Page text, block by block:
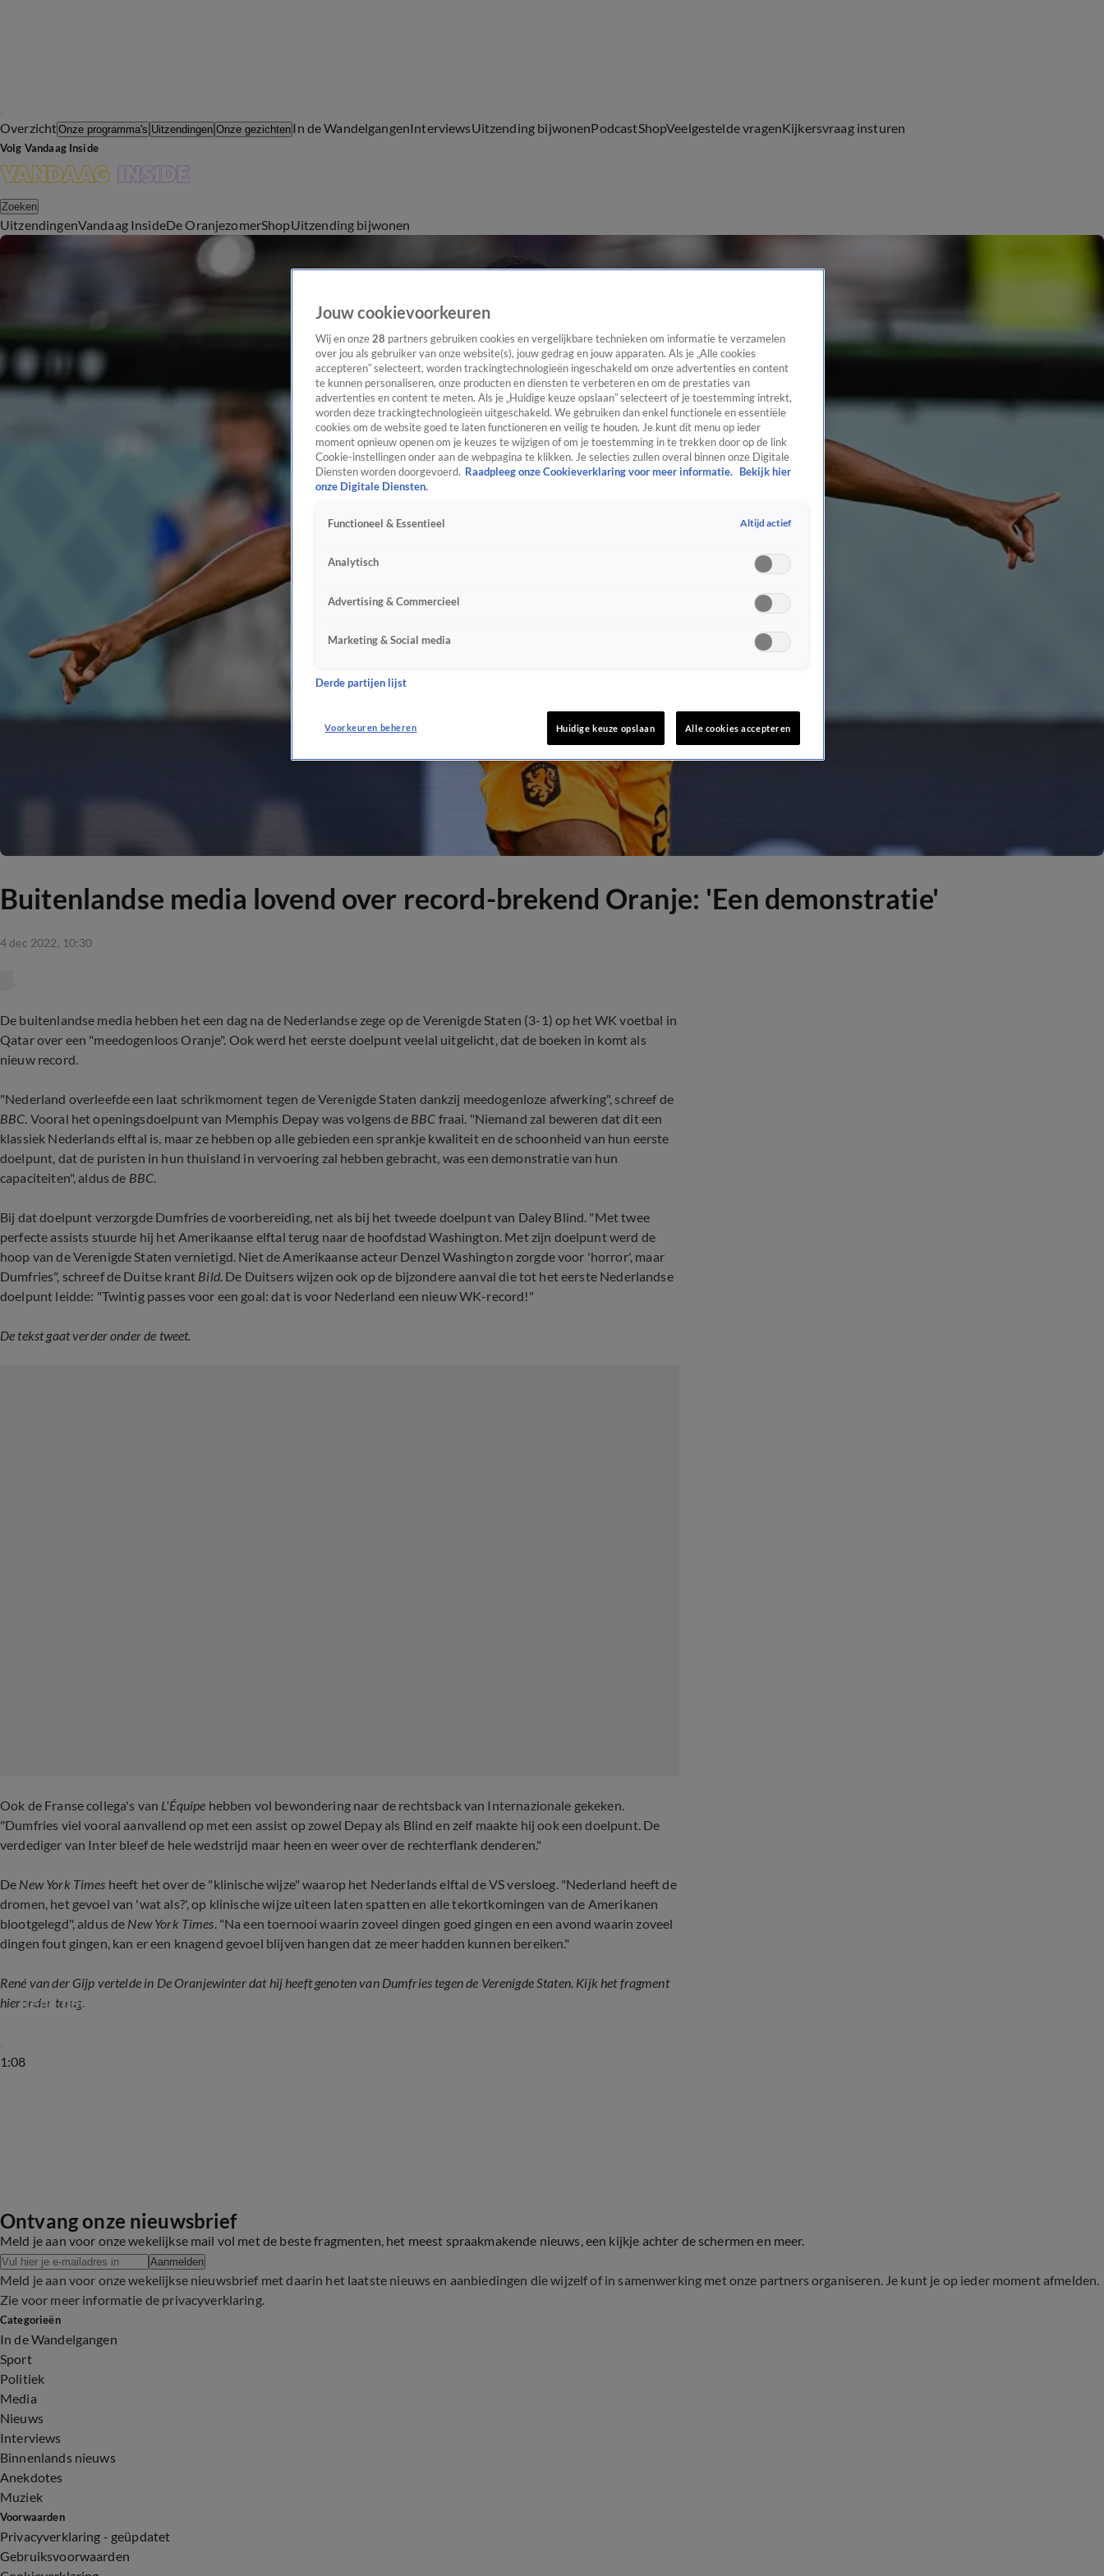
OverzichtOnze programma's Uitzendingen Onze gezichten In de WandelgangenInterviewsUitzending bijwonenPodcastShopVeelgestelde vragenKijkersvraag insturen
Volg Vandaag Inside
Zoeken
UitzendingenVandaag InsideDe OranjezomerShopUitzending bijwonen
Buitenlandse media lovend over record-brekend Oranje: 'Een demonstratie'
4 dec 2022, 10:30
De buitenlandse media hebben het een dag na de Nederlandse zege op de Verenigde Staten (3-1) op het WK voetbal in
Qatar over een "meedogenloos Oranje". Ook werd het eerste doelpunt veelal uitgelicht, dat de boeken in komt als
nieuw record.
"Nederland overleefde een laat schrikmoment tegen de Verenigde Staten dankzij meedogenloze afwerking", schreef de
BBC. Vooral het openingsdoelpunt van Memphis Depay was volgens de BBC fraai. "Niemand zal beweren dat dit een
klassiek Nederlands elftal is, maar ze hebben op alle gebieden een sprankje kwaliteit en de schoonheid van hun eerste
doelpunt, dat de puristen in hun thuisland in vervoering zal hebben gebracht, was een demonstratie van hun
capaciteiten", aldus de BBC.
Bij dat doelpunt verzorgde Dumfries de voorbereiding, net als bij het tweede doelpunt van Daley Blind. "Met twee
perfecte assists stuurde hij het Amerikaanse elftal terug naar de hoofdstad Washington. Met zijn doelpunt werd de
hoop van de Verenigde Staten vernietigd. Niet de Amerikaanse acteur Denzel Washington zorgde voor 'horror', maar
Dumfries", schreef de Duitse krant Bild. De Duitsers wijzen ook op de bijzondere aanval die tot het eerste Nederlandse
doelpunt leidde: "Twintig passes voor een goal: dat is voor Nederland een nieuw WK-record!"
De tekst gaat verder onder de tweet.
Ook de Franse collega's van L'Équipe hebben vol bewondering naar de rechtsback van Internazionale gekeken.
"Dumfries viel vooral aanvallend op met een assist op zowel Depay als Blind en zelf maakte hij ook een doelpunt. De
verdediger van Inter bleef de hele wedstrijd maar heen en weer over de rechterflank denderen."
De New York Times heeft het over de "klinische wijze" waarop het Nederlands elftal de VS versloeg. "Nederland heeft de
dromen, het gevoel van 'wat als?', op klinische wijze uiteen laten spatten en alle tekortkomingen van de Amerikanen
blootgelegd", aldus de New York Times. "Na een toernooi waarin zoveel dingen goed gingen en een avond waarin zoveel
dingen fout gingen, kan er een knagend gevoel blijven hangen dat ze meer hadden kunnen bereiken."
René van der Gijp vertelde in De Oranjewinter dat hij heeft genoten van Dumfries tegen de Verenigde Staten. Kijk het fragment
hieronder terug.
1:08
René heeft genoten van Dumfries: 'Een lust voor het oog!'
Ontvang onze nieuwsbrief
Meld je aan voor onze wekelijkse mail vol met de beste fragmenten, het meest spraakmakende nieuws, een kijkje achter de schermen en meer.
Aanmelden
Meld je aan voor onze wekelijkse nieuwsbrief met daarin het laatste nieuws en aanbiedingen die wijzelf of in samenwerking met onze partners organiseren. Je kunt je op ieder moment afmelden.
Zie voor meer informatie de privacyverklaring.
Categorieën
In de Wandelgangen
Sport
Politiek
Media
Nieuws
Interviews
Binnenlands nieuws
Anekdotes
Muziek
Voorwaarden
Privacyverklaring - geüpdatet
Gebruiksvoorwaarden
Jouw cookievoorkeuren
Wij en onze 28 partners gebruiken cookies en vergelijkbare technieken om informatie te verzamelen
over jou als gebruiker van onze website(s), jouw gedrag en jouw apparaten. Als je „Alle cookies
accepteren” selecteert, worden trackingtechnologieën ingeschakeld om onze advertenties en content
te kunnen personaliseren, onze producten en diensten te verbeteren en om de prestaties van
advertenties en content te meten. Als je „Huidige keuze opslaan” selecteert of je toestemming intrekt,
worden deze trackingtechnologieën uitgeschakeld. We gebruiken dan enkel functionele en essentiële
cookies om de website goed te laten functioneren en veilig te houden. Je kunt dit menu op ieder
moment opnieuw openen om je keuzes te wijzigen of om je toestemming in te trekken door op de link
Cookie-instellingen onder aan de webpagina te klikken. Je selecties zullen overal binnen onze Digitale
Diensten worden doorgevoerd. Raadpleeg onze Cookieverklaring voor meer informatie. Bekijk hier
onze Digitale Diensten.
Functioneel & Essentieel Altijd actief
Analytisch
Advertising & Commercieel
Marketing & Social media
Derde partijen lijst
Voorkeuren beheren Huidige keuze opslaan Alle cookies accepteren